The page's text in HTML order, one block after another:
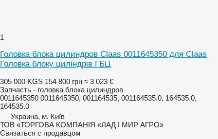
1
Головка блока цилиндров Claas 0011645350 для Claas
Головка блоку циліндрів ГБЦ
305 000 KGS 154 800 грн ≈ 3 023 €
Запчасть - головка блока цилиндров
0011645350 0011645350, 001164535, 001164535.0, 164535.0,
164535.0
Украина, м. Київ
ТОВ «ТОРГОВА КОМПАНІЯ «ЛАД І МИР АГРО»
Связаться с продавцом